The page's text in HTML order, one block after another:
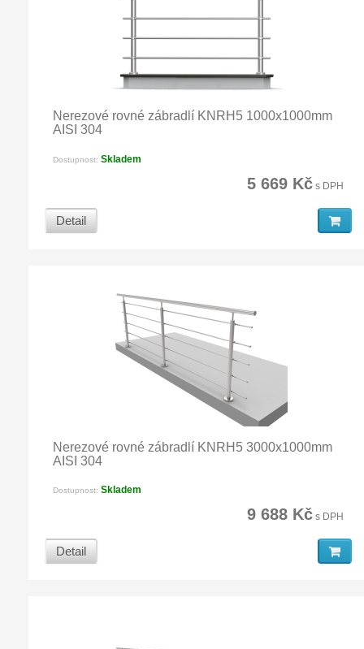
Nerezové rovné zábradlí KNRH5 1000x1000mm
AISI 304
Dostupnost: Skladem
5 669 Kč s DPH
Detail
Nerezové rovné zábradlí KNRH5 3000x1000mm
AISI 304
Dostupnost: Skladem
9 688 Kč s DPH
Detail